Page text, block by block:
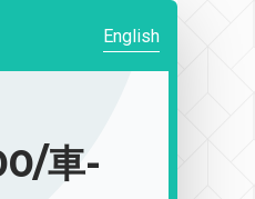
English
車-